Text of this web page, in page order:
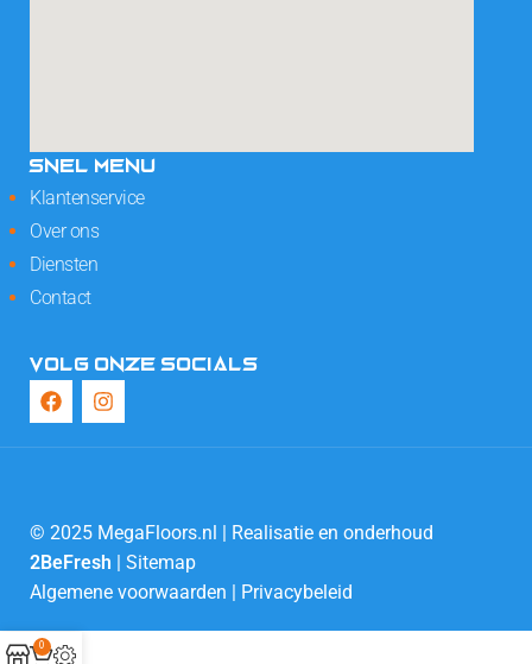
SNEL MENU
Klantenservice
Over ons
Diensten
Contact
VOLG ONZE SOCIALS
© 2025 MegaFloors.nl | Realisatie en onderhoud
2BeFresh
Sitemap
Algemene voorwaarden
Privacybeleid
0